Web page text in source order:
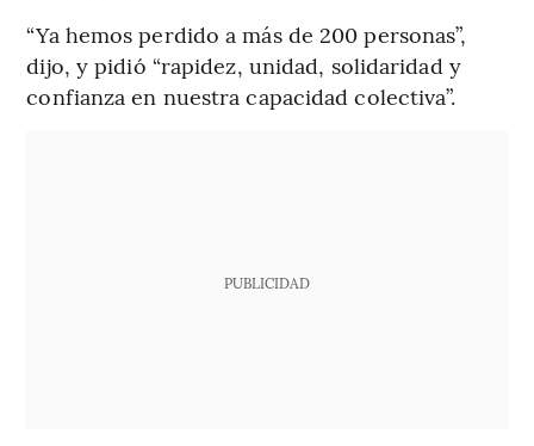
“Ya hemos perdido a más de 200 personas”,
dijo, y pidió “rapidez, unidad, solidaridad y
confianza en nuestra capacidad colectiva”.
PUBLICIDAD